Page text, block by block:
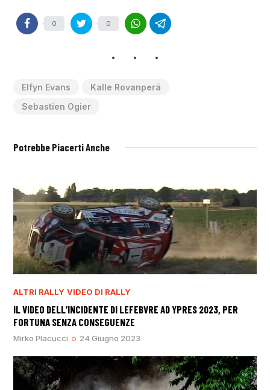
0 0
Elfyn Evans
Kalle Rovanperä
Sebastien Ogier
Potrebbe Piacerti Anche
ALTRI RALLY VIDEO DI RALLY
IL VIDEO DELL’INCIDENTE DI LEFEBVRE AD YPRES 2023, PER
FORTUNA SENZA CONSEGUENZE
Mirko Placucci 24 Giugno 2023